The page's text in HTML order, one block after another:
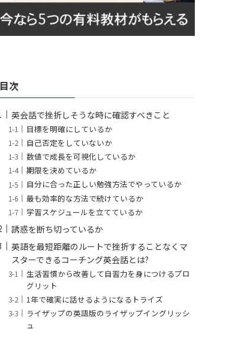
目次
英会話で挫折しそうな時に確認すべきこと
目標を明確にしているか
自己否定をしていないか
数値で成長を可視化しているか
期限を決めているか
自分に合った正しい勉強方法でやっているか
最も効率的な方法で続けているか
学習スケジュールを立てているか
誘惑を断ち切っているか
英語を最短距離のルートで挫折することなくマ
スターできるコーチング英会話とは?
生活習慣から改善して自習力を身につけるプロ
グリット
1年で確実に話せるようになるトライズ
ライザップの英語版のライザップイングリッシ
ュ